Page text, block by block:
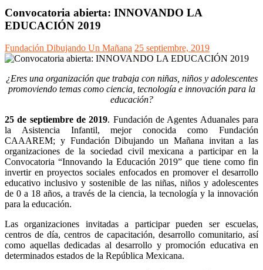
Convocatoria abierta: INNOVANDO LA
EDUCACIÓN 2019
Fundación Dibujando Un Mañana 25 septiembre, 2019
¿Eres una organización que trabaja con niñas, niños y adolescentes
promoviendo temas como ciencia, tecnología e innovación para la
educación?
25 de septiembre de 2019. Fundación de Agentes Aduanales para
la Asistencia Infantil, mejor conocida como Fundación
CAAAREM; y Fundación Dibujando un Mañana invitan a las
organizaciones de la sociedad civil mexicana a participar en la
Convocatoria “Innovando la Educación 2019” que tiene como fin
invertir en proyectos sociales enfocados en promover el desarrollo
educativo inclusivo y sostenible de las niñas, niños y adolescentes
de 0 a 18 años, a través de la ciencia, la tecnología y la innovación
para la educación.
Las organizaciones invitadas a participar pueden ser escuelas,
centros de día, centros de capacitación, desarrollo comunitario, así
como aquellas dedicadas al desarrollo y promoción educativa en
determinados estados de la República Mexicana.